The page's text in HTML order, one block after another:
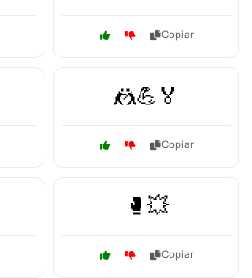
Copiar
🤼💪🏅
Copiar
🥊💥
Copiar